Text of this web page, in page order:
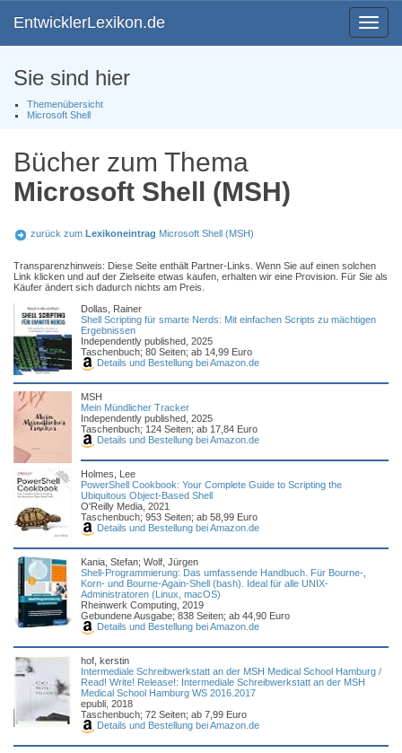
Toggle
EntwicklerLexikon.de
Sie sind hier
Themenübersicht
Microsoft Shell
Bücher zum Thema
Microsoft Shell (MSH)
zurück zum Lexikoneintrag Microsoft Shell (MSH)
Transparenzhinweis: Diese Seite enthält Partner-Links. Wenn Sie auf einen solchen
Link klicken und auf der Zielseite etwas kaufen, erhalten wir eine Provision. Für Sie als
Käufer ändert sich dadurch nichts am Preis.
Dollas, Rainer
Shell Scripting für smarte Nerds: Mit einfachen Scripts zu mächtigen
Ergebnissen
Independently published, 2025
Taschenbuch; 80 Seiten; ab 14,99 Euro
Details und Bestellung bei Amazon.de
MSH
Mein Mündlicher Tracker
Independently published, 2025
Taschenbuch; 124 Seiten; ab 17,84 Euro
Details und Bestellung bei Amazon.de
Holmes, Lee
PowerShell Cookbook: Your Complete Guide to Scripting the
Ubiquitous Object-Based Shell
O'Reilly Media, 2021
Taschenbuch; 953 Seiten; ab 58,99 Euro
Details und Bestellung bei Amazon.de
Kania, Stefan; Wolf, Jürgen
Shell-Programmierung: Das umfassende Handbuch. Für Bourne-,
Korn- und Bourne-Again-Shell (bash). Ideal für alle UNIX-
Administratoren (Linux, macOS)
Rheinwerk Computing, 2019
Gebundene Ausgabe; 838 Seiten; ab 44,90 Euro
Details und Bestellung bei Amazon.de
hof, kerstin
Intermediale Schreibwerkstatt an der MSH Medical School Hamburg /
Read! Write! Release!: Intermediale Schreibwerkstatt an der MSH
Medical School Hamburg WS 2016.2017
epubli, 2018
Taschenbuch; 72 Seiten; ab 7,99 Euro
Details und Bestellung bei Amazon.de